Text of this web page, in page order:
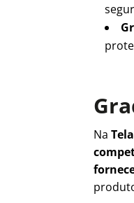
Na